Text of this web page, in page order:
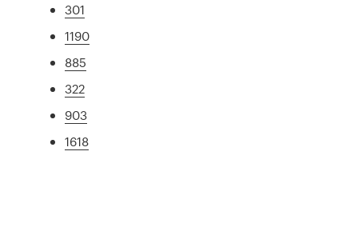
301
1190
885
322
903
1618